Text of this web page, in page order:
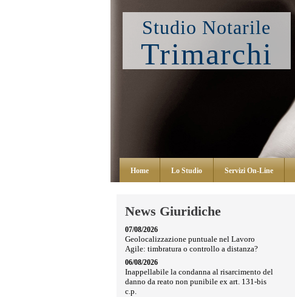
Studio Notarile
Trimarchi
Home Lo Studio Servizi On-Line
News Giuridiche
07/08/2026
Geolocalizzazione puntuale nel Lavoro
Agile: timbratura o controllo a distanza?
06/08/2026
Inappellabile la condanna al risarcimento del
danno da reato non punibile ex art. 131-bis
c.p.